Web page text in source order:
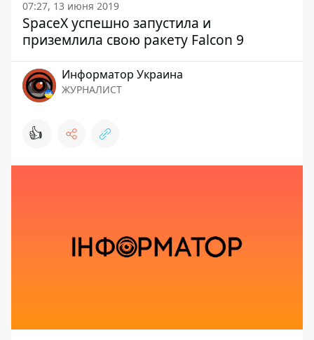
07:27, 13 июня 2019
SpaceX успешно запустила и
приземлила свою ракету Falcon 9
Информатор Украина
ЖУРНАЛИСТ
👍